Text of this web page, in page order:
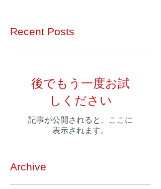
Recent Posts
後でもう一度お試
しください
記事が公開されると、ここに
表示されます。
Archive